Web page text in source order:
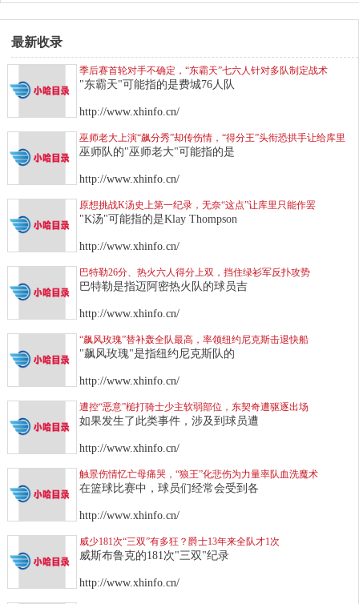
最新收录
季后赛首轮对手不确定，“东霸天”七六人针对多队制定战术
"东霸天"可能指的是费城76人队
http://www.xhinfo.cn/
巫师老大上演“飙分秀”却传伤情，“得分王”头衔恐拱手让给库里
巫师队的"巫师老大"可能指的是
http://www.xhinfo.cn/
原想挑战K汤史上第一纪录，无奈“这点”让库里只能作罢
"K汤"可能指的是Klay Thompson
http://www.xhinfo.cn/
巴特勒26分、热火六人得分上双，挡住绿衫军反扑攻势
巴特勒是指迈阿密热火队的球员吉
http://www.xhinfo.cn/
“飙风玫瑰”替补轰全队最高，率领纽约尼克斯击退快船
"飙风玫瑰"是指纽约尼克斯队的
http://www.xhinfo.cn/
遭控“恶意”槌打骑士少主软弱部位，东契奇遭驱逐出场
如果发生了此类事件，涉及到球员遭
http://www.xhinfo.cn/
触景伤情忆亡母痛哭，“狼王”化悲伤为力量率队血洗魔术
在篮球比赛中，球员们经常会受到各
http://www.xhinfo.cn/
威少181次“三双”有多狂？爵士13年来全队才1次
威斯布鲁克的181次"三双"纪录
http://www.xhinfo.cn/